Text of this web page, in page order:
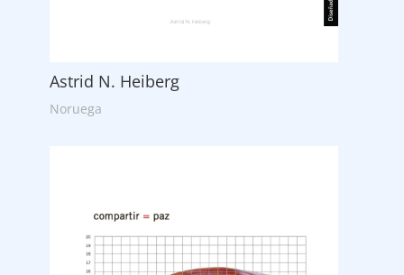
Astrid N. Heiberg
Noruega